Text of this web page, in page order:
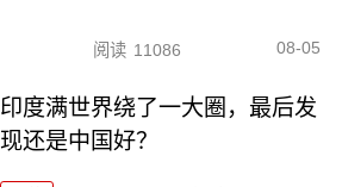
阅读 11086 08-05
印度满世界绕了一大圈，最后发
现还是中国好？